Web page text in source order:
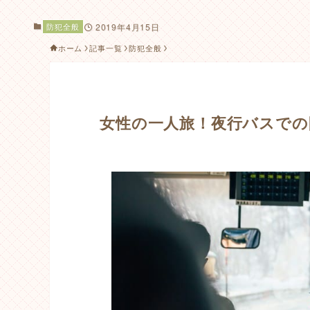
防犯全般 2019年4月15日
ホーム 記事一覧 防犯全般
女性の一人旅！夜行バスで